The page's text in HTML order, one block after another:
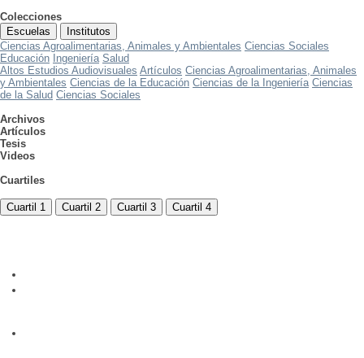
Colecciones
Escuelas
Institutos
Ciencias Agroalimentarias, Animales y Ambientales Ciencias Sociales
Educación Ingeniería Salud
Altos Estudios Audiovisuales Artículos Ciencias Agroalimentarias, Animales
y Ambientales Ciencias de la Educación Ciencias de la Ingeniería Ciencias
de la Salud Ciencias Sociales
Archivos
Artículos
Tesis
Videos
Cuartiles
Cuartil 1 Cuartil 2 Cuartil 3 Cuartil 4